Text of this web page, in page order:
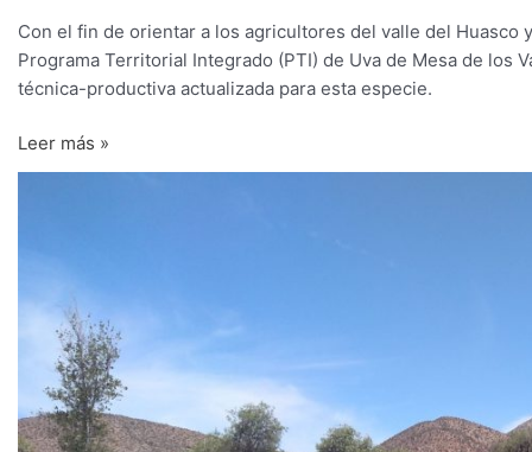
Con el fin de orientar a los agricultores del valle del
Programa Territorial Integrado (PTI) de Uva de Mesa de los
técnica-productiva actualizada para esta especie.
Leer más »
para
financiar
obras
acumulación
e